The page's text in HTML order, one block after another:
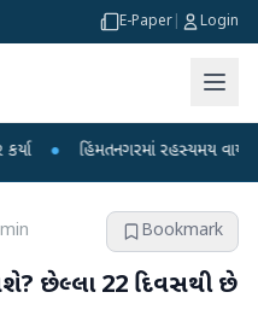
E-Paper Login
હિંમતનગરમાં રહસ્યમય વાયરસ કે
Bookmark
થશે? છેલ્લા 22 દિવસથી છે